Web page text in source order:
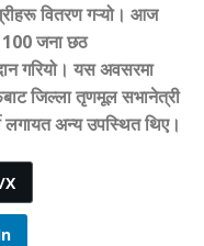
वितरण गऱ्यो। आज
100 जना छठ
गरियो। यस अवसरमा
जिल्ला तृणमूल सभानेत्री
लगायत अन्य उपस्थित थिए।